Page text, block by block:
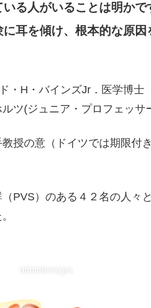
る人がいることは明か
耳を傾け、根本的な原
・H・バインズJr．医学博士
ツ(ジュニア・プロフェッサ
授の意（ドイツでは期限付
PVS）のある４２名の人々